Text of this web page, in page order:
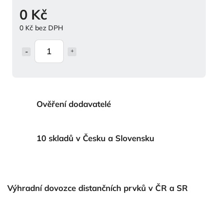
0 Kč
0 Kč bez DPH
Ověření dodavatelé
10 skladů v Česku a Slovensku
Výhradní dovozce distančních prvků v ČR a SR